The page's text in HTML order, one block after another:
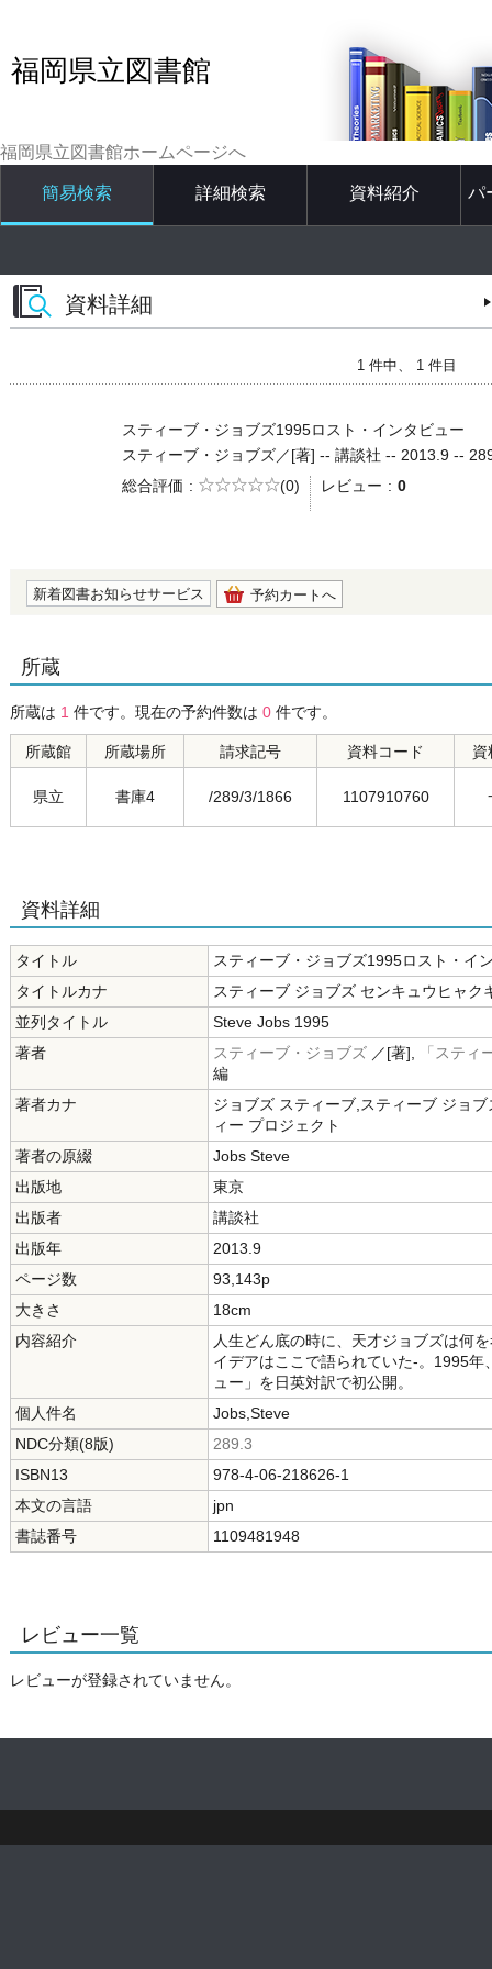
福岡県立図書館
福岡県立図書館ホームページへ
簡易検索 詳細検索 資料紹介 パ
資料詳細
1 件中、 1 件目
スティーブ・ジョブズ1995ロスト・インタビュー
スティーブ・ジョブズ／[著] -- 講談社 -- 2013.9 --
総合評価
5段階評価
(0) レビュー 0
新着図書お知らせサービス 予約カートへ
所蔵
所蔵は 1 件です。現在の予約件数は 0 件です。
所蔵館 所蔵場所 請求記号 資料コード 資
県立 書庫4 /289/3/1866 1107910760
資料詳細
タイトル
スティーブ・ジョブズ1995ロスト・イ
タイトルカナ
スティーブ ジョブズ センキュウヒャ
並列タイトル
Steve Jobs 1995
著者
スティーブ・ジョブズ ／[著],
「ステ
編
著者カナ
ジョブズ スティーブ,スティーブ ジョ
ィー プロジェクト
著者の原綴
Jobs Steve
出版地
東京
出版者
講談社
出版年
2013.9
ページ数
93,143p
大きさ
18cm
内容紹介
人生どん底の時に、天才ジョブズは何
イデアはここで語られていた-。1995
ュー」を日英対訳で初公開。
個人件名
Jobs,Steve
NDC分類(8版)
289.3
ISBN13
978-4-06-218626-1
本文の言語
jpn
書誌番号
1109481948
レビュー一覧
レビューが登録されていません。